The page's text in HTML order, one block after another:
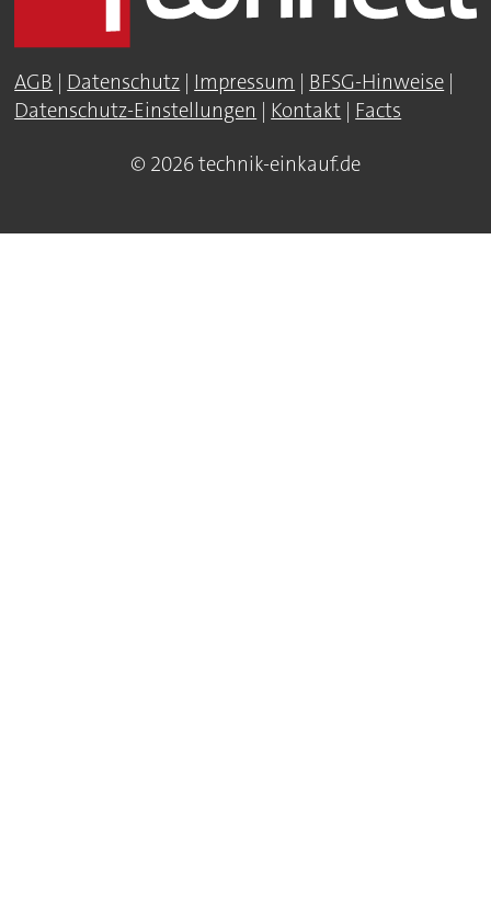
AGB | Datenschutz | Impressum | BFSG-Hinweise |
Datenschutz-Einstellungen | Kontakt | Facts
© 2026 technik-einkauf.de